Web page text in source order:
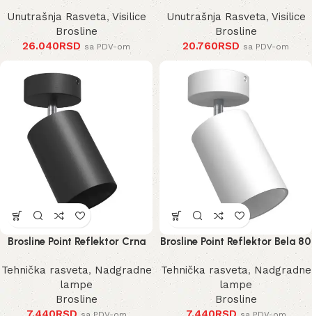
Unutrašnja Rasveta,Visilice
Brosline
26.040RSD sa PDV-om
Unutrašnja Rasveta,Visilice
Brosline
20.760RSD sa PDV-om
Brosline Point Reflektor Crna
80 mm 170 mm 2288 mm
Tehnička rasveta, Nadgradne
lampe
Brosline
Brosline Point Reflektor Bela 80
mm 170 mm 2289 mm
Tehnička rasveta, Nadgradne
lampe
Brosline